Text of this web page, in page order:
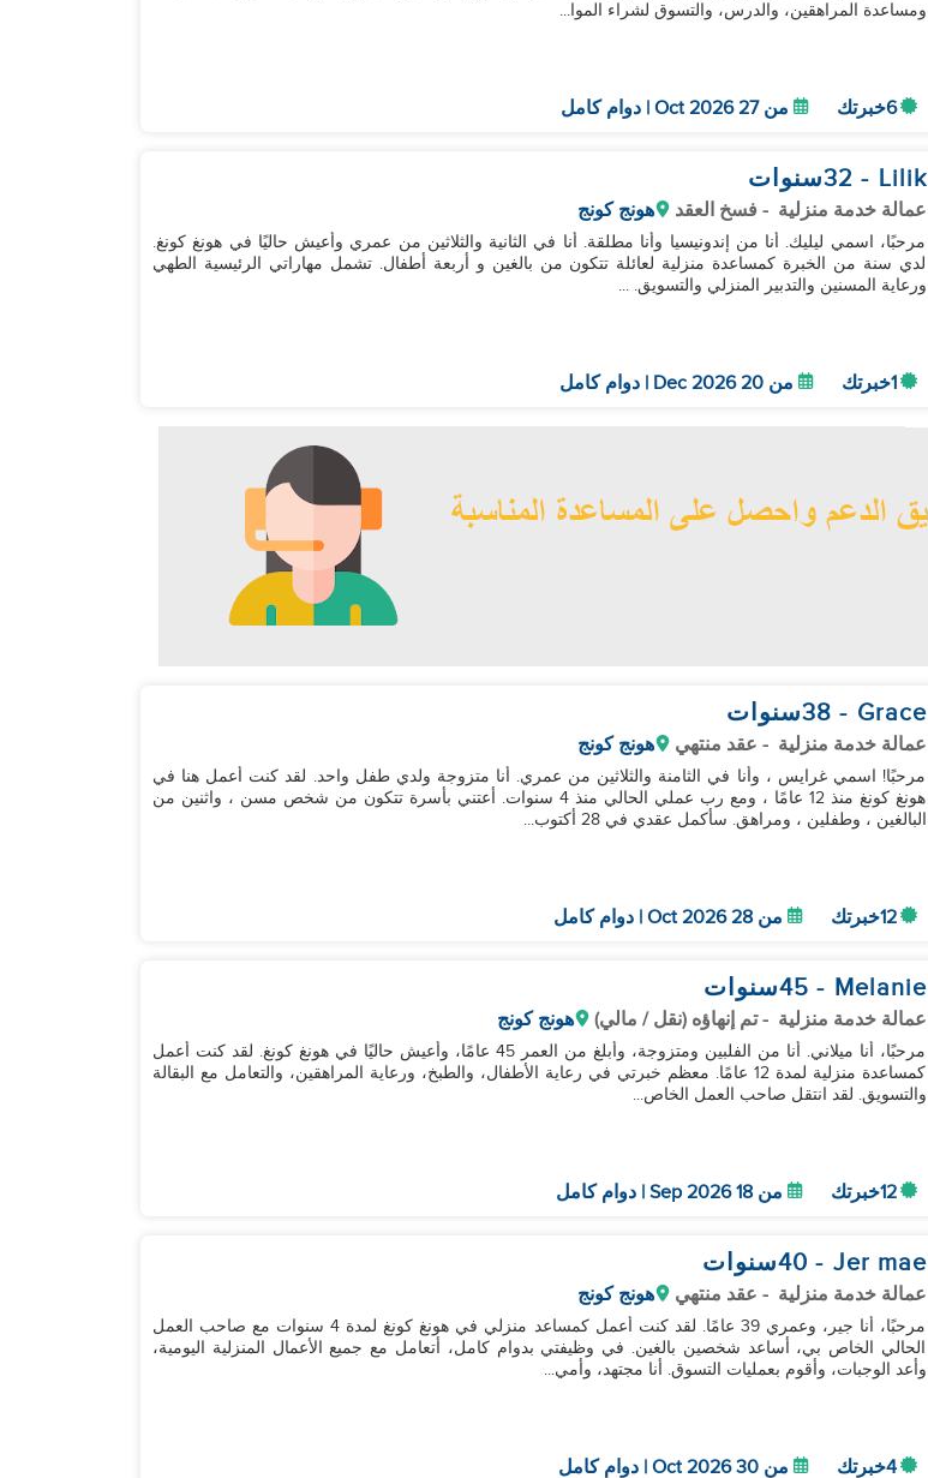
ومساعدة المراهقين، والدرس، والتسوق لشراء الموا...
6خبرتك من 27 Oct 2026 | دوام كامل
Lilik
- 32 سنوات
عمالة خدمة منزلية - فسخ العقد هونج كونج
مرحبًا، اسمي ليليك. أنا من إندونيسيا وأنا مطلقة. أنا في الثانية والثلاثين من عمري وأعيش حاليًا في هونغ كونغ.
لدي سنة من الخبرة كمساعدة منزلية لعائلة تتكون من بالغين و أربعة أطفال. تشمل مهاراتي الرئيسية الطهي
ورعاية المسنين والتدبير المنزلي والتسويق. ...
1خبرتك من 20 Dec 2026 | دوام كامل
Grace
- 38 سنوات
عمالة خدمة منزلية - عقد منتهي هونج كونج
مرحبًا! اسمي غرايس ، وأنا في الثامنة والثلاثين من عمري. أنا متزوجة ولدي طفل واحد. لقد كنت أعمل هنا في
هونغ كونغ منذ 12 عامًا ، ومع رب عملي الحالي منذ 4 سنوات. أعتني بأسرة تتكون من شخص مسن ، واثنين من
البالغين ، وطفلين ، ومراهق. سأكمل عقدي في 28 أكتوب...
12خبرتك من 28 Oct 2026 | دوام كامل
Melanie
- 45 سنوات
عمالة خدمة منزلية - تم إنهاؤه (نقل / مالي) هونج كونج
مرحبًا، أنا ميلاني. أنا من الفلبين ومتزوجة، وأبلغ من العمر 45 عامًا، وأعيش حاليًا في هونغ كونغ. لقد كنت أعمل
كمساعدة منزلية لمدة 12 عامًا. معظم خبرتي في رعاية الأطفال، والطبخ، ورعاية المراهقين، والتعامل مع البقالة
والتسويق. لقد انتقل صاحب العمل الخاص...
12خبرتك من 18 Sep 2026 | دوام كامل
Jer mae
- 40 سنوات
عمالة خدمة منزلية - عقد منتهي هونج كونج
مرحبًا، أنا جير، وعمري 39 عامًا. لقد كنت أعمل كمساعد منزلي في هونغ كونغ لمدة 4 سنوات مع صاحب العمل
الحالي الخاص بي، أساعد شخصين بالغين. في وظيفتي بدوام كامل، أتعامل مع جميع الأعمال المنزلية اليومية،
وأعد الوجبات، وأقوم بعمليات التسوق. أنا مجتهد، وأمي...
4خبرتك من 30 Oct 2026 | دوام كامل